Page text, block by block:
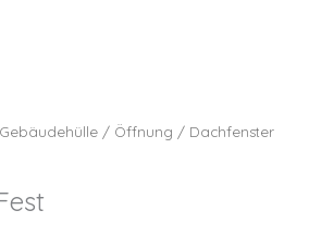
Gebäudehülle / Öffnung / Dachfenster